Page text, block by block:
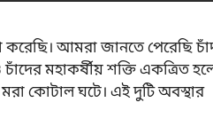
আমরা জানতে পেরেছি
মহাকর্ষীয় শক্তি একত্রিত
কোটাল ঘটে। এই দুটি অবস্থার